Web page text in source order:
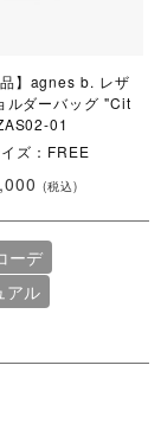
】agnes b. レザ
ルダーバッグ "Cit
01
ズ：FREE
(税込)
ーデ
アル